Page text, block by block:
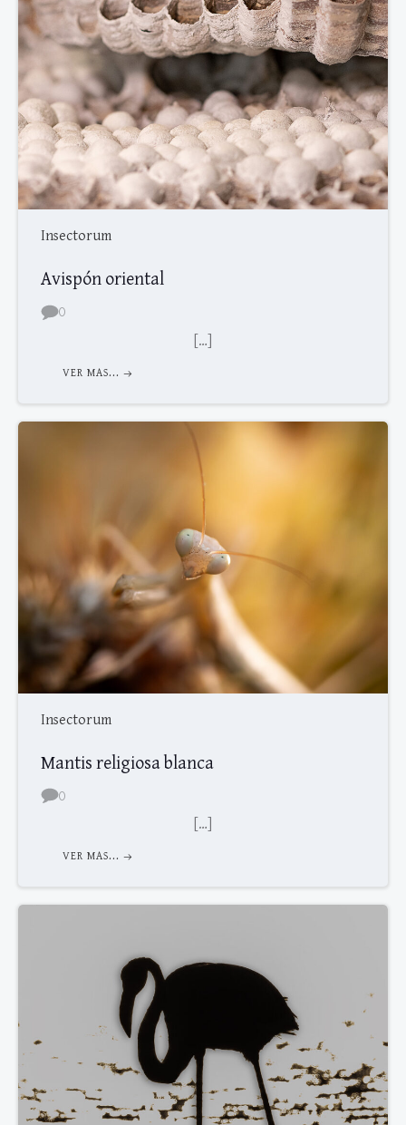
Insectorum
Avispón oriental
0
[…]
VER MAS...
Insectorum
Mantis religiosa blanca
0
[…]
VER MAS...